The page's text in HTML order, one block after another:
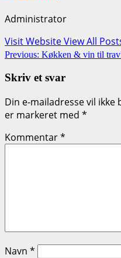
Administrator
Visit WebsiteView All
Post
navigation
Previous: Køkken & vin til
Skriv et svar
Din e-mailadresse vil ikke
er markeret med *
Kommentar*
Navn *